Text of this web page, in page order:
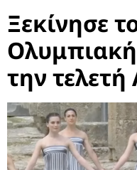
Ξεκίνησε
την